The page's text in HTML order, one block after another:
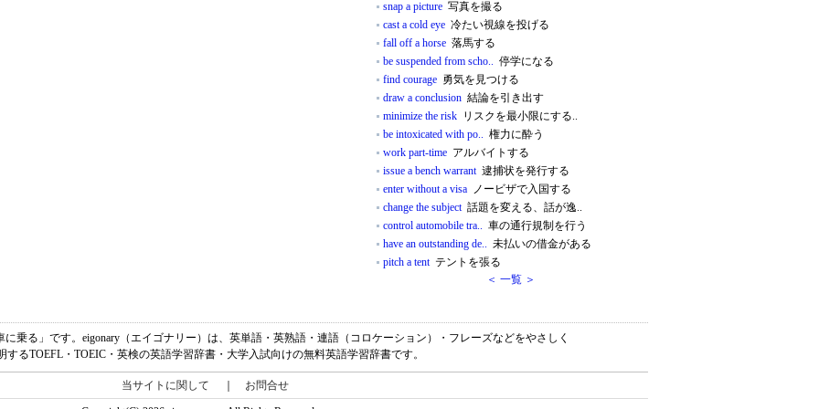
snap a picture 写真を撮る
cast a cold eye 冷たい視線を投げる
fall off a horse 落馬する
be suspended from scho.. 停学になる
find courage 勇気を見つける
draw a conclusion 結論を引き出す
minimize the risk リスクを最小限にする..
be intoxicated with po.. 権力に酔う
work part-time アルバイトする
issue a bench warrant逮捕状を発行する
enter without a visa ノービザで入国する
change the subject話題を変える、話が逸..
control automobile tra.. 車の通行規制を行う
have an outstanding de.. 未払いの借金がある
pitch a tentテントを張る
＜ 一覧 ＞
に乗る」です。eigonary（エイゴナリー）は、英単語・英熟語・連語（コロケーション）・フレーズなどをやさしく
するTOEFL・TOEIC・英検の英語学習辞書・大学入試向けの無料英語学習辞書です。
当サイトに関して お問合せ